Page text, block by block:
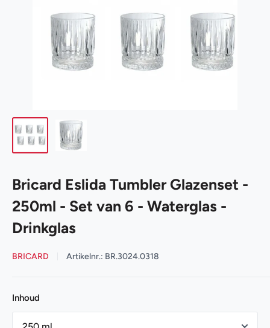
Bricard Eslida Tumbler Glazenset -
250ml - Set van 6 - Waterglas -
Drinkglas
BRICARD Artikelnr.: BR.3024.0318
Inhoud